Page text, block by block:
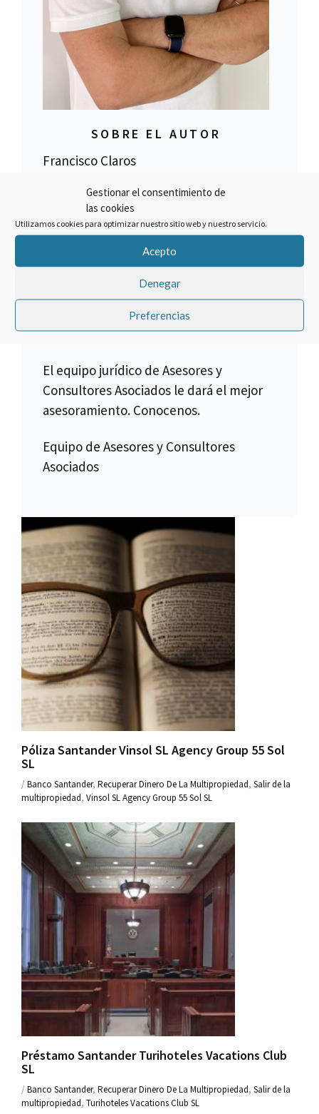
Gestionar el consentimiento de
las cookies
Utilizamos cookies para optimizar nuestro sitio web y nuestro servicio.
Acepto
Denegar
Preferencias
SOBRE EL AUTOR
Francisco Claros
El mejor método para lograr un
objetivo es hacer las cosas bien.
Cancelar un crédito asociado a la
compra de una multipropiedad es lo
que hacemos, pero no todos los
créditos son anulables, para ello es
necesario verificar toda la
documentación.
El equipo jurídico de Asesores y
Consultores Asociados le dará el mejor
asesoramiento. Conocenos.
Equipo de Asesores y Consultores
Asociados
Póliza Santander Vinsol SL Agency Group 55 Sol
SL
/Banco Santander, Recuperar Dinero De La Multipropiedad, Salir de la
multipropiedad, Vinsol SL Agency Group 55 Sol SL
Préstamo Santander Turihoteles Vacations Club
SL
/Banco Santander, Recuperar Dinero De La Multipropiedad, Salir de la
multipropiedad, Turihoteles Vacations Club SL